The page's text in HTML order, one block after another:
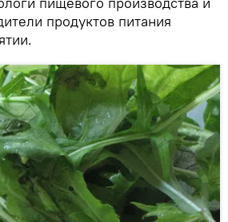
продуктов питания